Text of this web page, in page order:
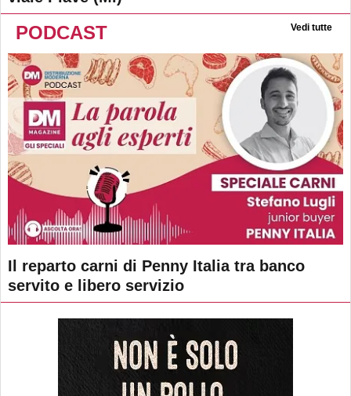
PODCAST Vedi tutte
Il reparto carni di Penny Italia tra banco
servito e libero servizio